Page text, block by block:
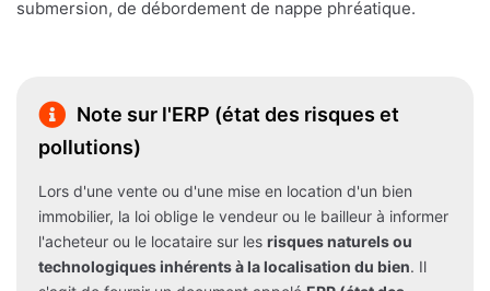
submersion, de débordement de nappe phréatique.
Note sur l'ERP (état des risques et
pollutions)
Lors d'une vente ou d'une mise en location d'un bien
immobilier, la loi oblige le vendeur ou le bailleur à informer
l'acheteur ou le locataire sur les risques naturels ou
technologiques inhérents à la localisation du bien. Il